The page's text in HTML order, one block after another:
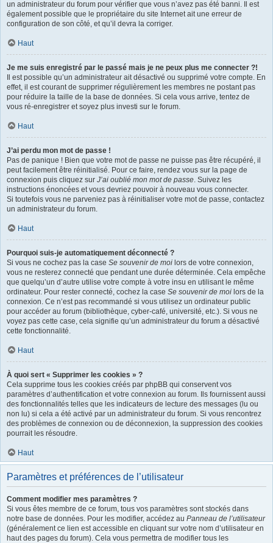
un administrateur du forum pour vérifier que vous n’avez pas été banni. Il est
également possible que le propriétaire du site Internet ait une erreur de
configuration de son côté, et qu’il devra la corriger.
Haut
Je me suis enregistré par le passé mais je ne peux plus me connecter ?!
Il est possible qu’un administrateur ait désactivé ou supprimé votre compte. En
effet, il est courant de supprimer régulièrement les membres ne postant pas
pour réduire la taille de la base de données. Si cela vous arrive, tentez de
vous ré-enregistrer et soyez plus investi sur le forum.
Haut
J’ai perdu mon mot de passe !
Pas de panique ! Bien que votre mot de passe ne puisse pas être récupéré, il
peut facilement être réinitialisé. Pour ce faire, rendez vous sur la page de
connexion puis cliquez sur J’ai oublié mon mot de passe. Suivez les
instructions énoncées et vous devriez pouvoir à nouveau vous connecter.
Si toutefois vous ne parveniez pas à réinitialiser votre mot de passe, contactez
un administrateur du forum.
Haut
Pourquoi suis-je automatiquement déconnecté ?
Si vous ne cochez pas la case Se souvenir de moi lors de votre connexion,
vous ne resterez connecté que pendant une durée déterminée. Cela empêche
que quelqu’un d’autre utilise votre compte à votre insu en utilisant le même
ordinateur. Pour rester connecté, cochez la case Se souvenir de moi lors de la
connexion. Ce n’est pas recommandé si vous utilisez un ordinateur public
pour accéder au forum (bibliothèque, cyber-café, université, etc.). Si vous ne
voyez pas cette case, cela signifie qu’un administrateur du forum a désactivé
cette fonctionnalité.
Haut
À quoi sert « Supprimer les cookies » ?
Cela supprime tous les cookies créés par phpBB qui conservent vos
paramètres d’authentification et votre connexion au forum. Ils fournissent aussi
des fonctionnalités telles que les indicateurs de lecture des messages (lu ou
non lu) si cela a été activé par un administrateur du forum. Si vous rencontrez
des problèmes de connexion ou de déconnexion, la suppression des cookies
pourrait les résoudre.
Haut
Paramètres et préférences de l’utilisateur
Comment modifier mes paramètres ?
Si vous êtes membre de ce forum, tous vos paramètres sont stockés dans
notre base de données. Pour les modifier, accédez au Panneau de l’utilisateur
(généralement ce lien est accessible en cliquant sur votre nom d’utilisateur en
haut des pages du forum). Cela vous permettra de modifier tous les